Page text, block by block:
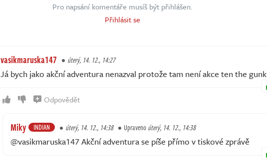
Pro napsání komentáře musíš být přihlášen.
Přihlásit se
vasikmaruska147 úterý, 14. 12., 14:27
Já bych jako akční adventura nenazval protože tam není akce ten the gunk
Odpovědět
Miky INDIAN úterý, 14. 12., 14:38 Upravenoúterý, 14. 12., 14:38
@vasikmaruska147 Akční adventura se píše přímo v tiskové zprávě